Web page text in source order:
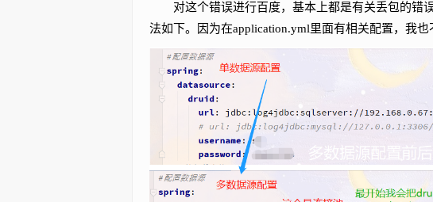
对这个错误进行百度，基本上都是有关丢包的错
法如下。因为在application.yml里面有相关配置，我